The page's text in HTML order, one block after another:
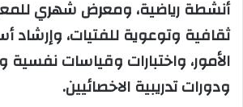
أنشطة رياضية، ومعرض شهري
ثقافية وتوعوية للفتيات، وإرشاد
الأمور، واختبارات وقياسات نفسية
ودورات تدريبية الاخصائيين.